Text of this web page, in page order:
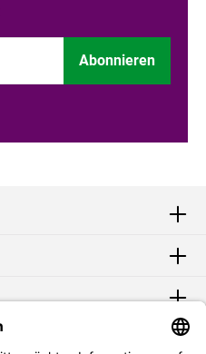
Abonnieren